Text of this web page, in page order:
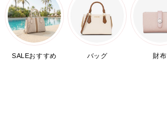
SALEおすすめ バッグ 財布